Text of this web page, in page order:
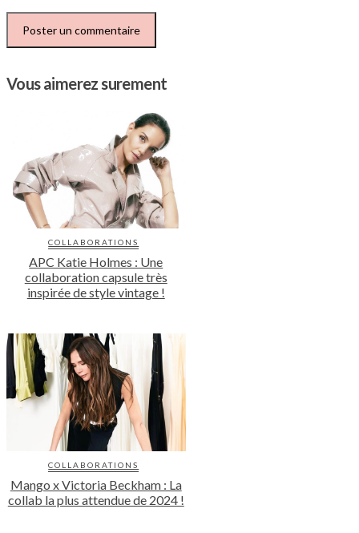
Vous aimerez surement
COLLABORATIONS
APC Katie Holmes : Une
collaboration capsule très
inspirée de style vintage !
COLLABORATIONS
Mango x Victoria Beckham : La
collab la plus attendue de 2024 !